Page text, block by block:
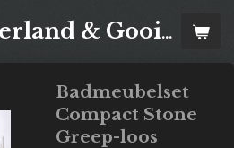
Sani Nederland & Goois Tegelhuis
Badmeubelset
Compact Stone
Greep-loos